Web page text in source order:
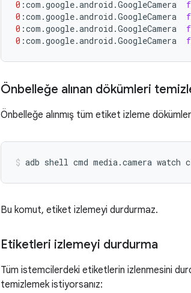
0 :com .google.android .GoogleCamera
0 :com .google.android .GoogleCamera
0 :com .google.android .GoogleCamera
0 :com .google.android .GoogleCamera
Önbelleğe alınan dökümleri
Önbelleğe alınmış tüm etiket izleme
adb shell cmd media.camera watch
Bu komut, etiket izlemeyi durdurmaz.
Etiketleri izlemeyi durdurma
Tüm istemcilerdeki etiketlerin izlenmesini
temizlemek istiyorsanız: